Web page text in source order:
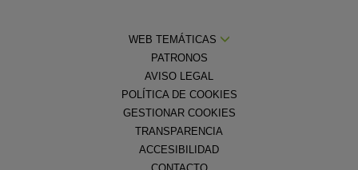
WEB TEMÁTICAS
PATRONOS
AVISO LEGAL
POLÍTICA DE COOKIES
GESTIONAR COOKIES
TRANSPARENCIA
ACCESIBILIDAD